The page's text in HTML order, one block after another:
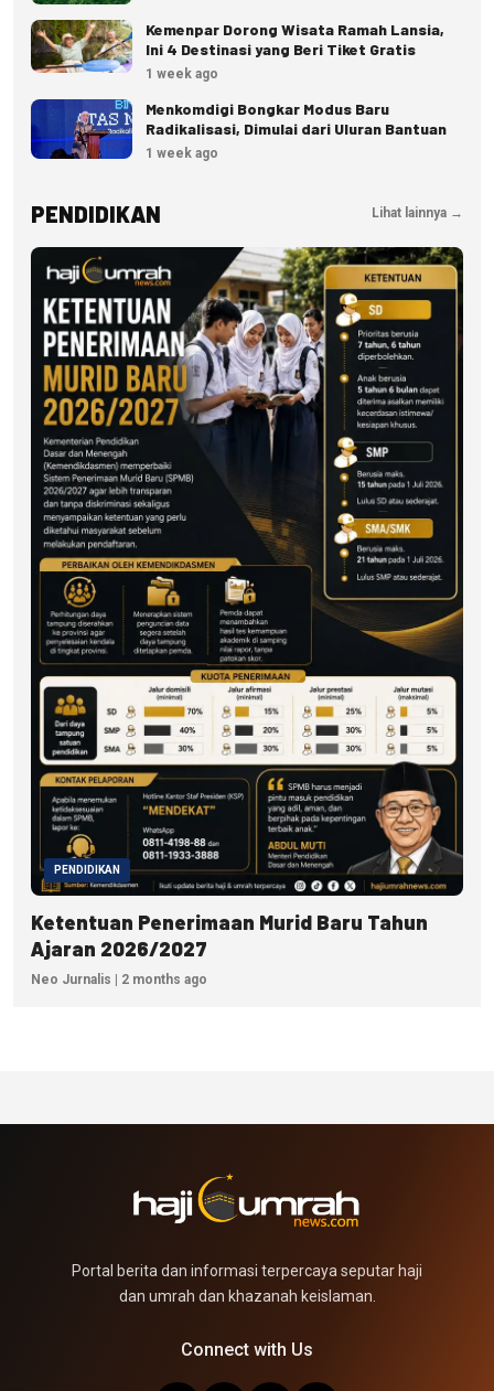
Kemenpar Dorong Wisata Ramah Lansia,
Ini 4 Destinasi yang Beri Tiket Gratis
1 week ago
Menkomdigi Bongkar Modus Baru
Radikalisasi, Dimulai dari Uluran Bantuan
1 week ago
PENDIDIKAN Lihat lainnya →
PENDIDIKAN
Ketentuan Penerimaan Murid Baru Tahun
Ajaran 2026/2027
Neo Jurnalis | 2 months ago
Portal berita dan informasi terpercaya seputar haji
dan umrah dan khazanah keislaman.
Connect with Us